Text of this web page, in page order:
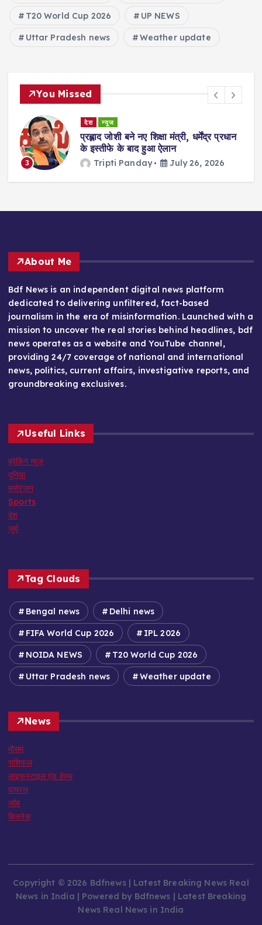
T20 World Cup 2026 UP NEWS
Uttar Pradesh news Weather update
You Missed
3
देश न्यूज
प्रह्लाद जोशी बने नए शिक्षा मंत्री, धर्मेंद्र प्रधान
के इस्तीफे के बाद हुआ ऐलान
Tripti Panday July 26, 2026
About Me
Bdf News is an independent digital news platform
dedicated to delivering unfiltered, fact-based
journalism in the era of misinformation. Launched with a
mission to uncover the real stories behind headlines, bdf
news operates as a website and YouTube channel,
providing 24/7 coverage of national and international
news, politics, current affairs, investigative reports, and
groundbreaking exclusives.
Useful Links
ब्रेकिंग न्यूज़
दुनिया
मनोरंजन
Sports
देश
जुर्म
Tag Clouds
Bengal news Delhi news
FIFA World Cup 2026 IPL 2026
NOIDA NEWS T20 World Cup 2026
Uttar Pradesh news Weather update
News
मौसम
राशिफल
लाइफस्टाइल एंड हेल्थ
वायरल
जॉब
बिजनेस
Copyright © 2026 Bdfnews | Latest Breaking News Real
News in India | Powered by Bdfnews | Latest Breaking
News Real News in India